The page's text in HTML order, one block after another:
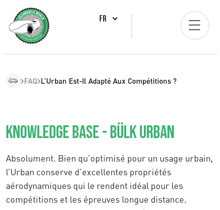
FR
FAQ L’Urban Est-Il Adapté Aux Compétitions ?
Knowledge Base - Bülk Urban
Absolument. Bien qu’optimisé pour un usage urbain,
l’Urban conserve d’excellentes propriétés
aérodynamiques qui le rendent idéal pour les
compétitions et les épreuves longue distance.